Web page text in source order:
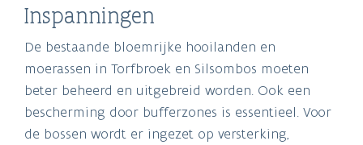
Inspanningen
De bestaande bloemrijke hooilanden en
moerassen in Torfbroek en Silsombos moeten
beter beheerd en uitgebreid worden. Ook een
bescherming door bufferzones is essentieel. Voor
de bossen wordt er ingezet op versterking,